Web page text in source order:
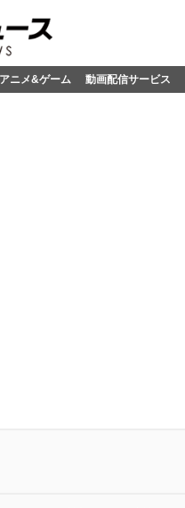
アニメ&ゲーム 動画配信サービス